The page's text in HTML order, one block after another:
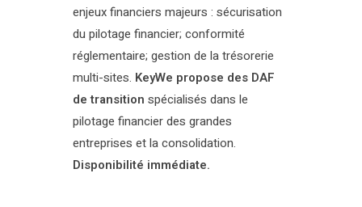
enjeux financiers majeurs : sécurisation
du pilotage financier; conformité
réglementaire; gestion de la trésorerie
multi-sites. KeyWe propose des DAF
de transition spécialisés dans le
pilotage financier des grandes
entreprises et la consolidation.
Disponibilité immédiate.